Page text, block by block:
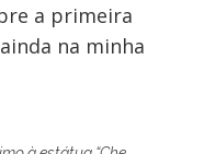
a primeira
na minha